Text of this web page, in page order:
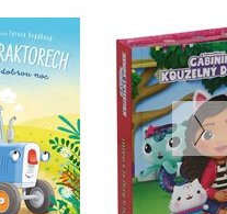
o
Gábinin
domek -
s